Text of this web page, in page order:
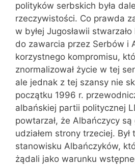
polityków serbskich była
rzeczywistości. Co prawda
w byłej Jugosławii
do zawarcia przez Serbów i
korzystnego kompromisu,
znormalizował życie w tej
ale jednak z tej szansy nie
początku 1996 r.
albańskiej partii politycznej
powtarzał, że Albańczycy
udziałem strony trzeciej.
stanowisku Albańczyków,
żądali jako warunku